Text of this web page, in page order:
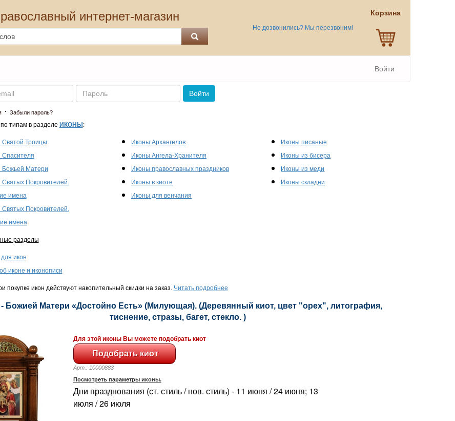
интернет-магазин
Не дозвонились? Мы перезвоним!
Корзина
Войти
Пароль
Войти
· Забыли пароль?
по типам в разделе ИКОНЫ :
Святой Троицы
Спасителя
Божьей Матери
Святых Покровителей.
имена
Святых Покровителей.
имена
Иконы Архангелов
Иконы Ангела-Хранителя
Иконы православных праздников
Иконы в киоте
Иконы для венчания
Иконы писаные
Иконы из бисера
Иконы из меди
Иконы складни
разделы
икон
иконе и иконописи
покупке икон действуют накопительный скидки на заказ. Читать подробнее
- Божией Матери «Достойно Есть» (Милующая). (Деревянный киот, цвет "орех", литография,
тиснение, стразы, багет, стекло. )
Для этой иконы Вы можете подобрать киот
Арт.: 10000883
Посмотреть параметры иконы.
Дни празднования (ст. стиль / нов. стиль) - 11 июня / 24 июня; 13
июля / 26 июля